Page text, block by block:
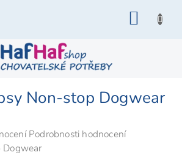
Non-stop Dogwear
Podrobnosti hodnocení